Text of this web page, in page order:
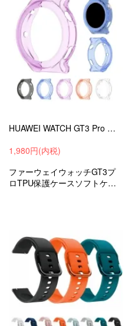
HUAWEI WATCH GT3 Pro クリアケース 43mm/46mm カバー 透明 保護ケース/カバー TPU クリア プロテクター 耐衝撃 ソフトケース
1,980円(内税)
ファーウェイウォッチGT3プ
ロTPU保護ケースソフトケー